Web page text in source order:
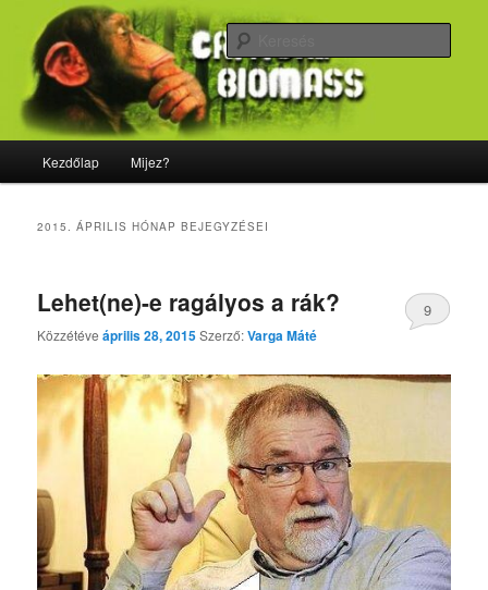
elsődleges
tartalomra
másodlagos
tartalomraCriticalBiomass
Majdnem minden, ami biológia
Kezdőlap Mijez?
2015. ÁPRILIS HÓNAP BEJEGYZÉSEI
Lehet(ne)-e ragályos a rák?
Közzétéveáprilis 28, 2015Szerző:Varga Máté
9